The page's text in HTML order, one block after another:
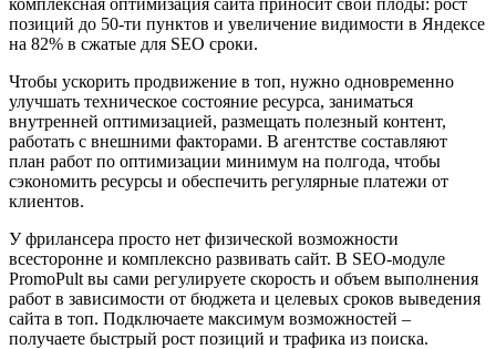
позиций до 50-ти пунктов и увеличение видимости в Яндексе
на 82% в сжатые для SEO сроки.
Чтобы ускорить продвижение в топ, нужно одновременно
улучшать техническое состояние ресурса, заниматься
внутренней оптимизацией, размещать полезный контент,
работать с внешними факторами. В агентстве составляют
план работ по оптимизации минимум на полгода, чтобы
сэкономить ресурсы и обеспечить регулярные платежи от
клиентов.
У фрилансера просто нет физической возможности
всесторонне и комплексно развивать сайт. В SEO-модуле
PromoPult вы сами регулируете скорость и объем выполнения
работ в зависимости от бюджета и целевых сроков выведения
сайта в топ. Подключаете максимум возможностей –
получаете быстрый рост позиций и трафика из поиска.